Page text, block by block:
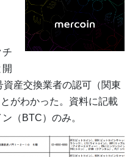
チ
産交換業者の認可（関東
がわかった。資料に記載
（BTC）のみ。